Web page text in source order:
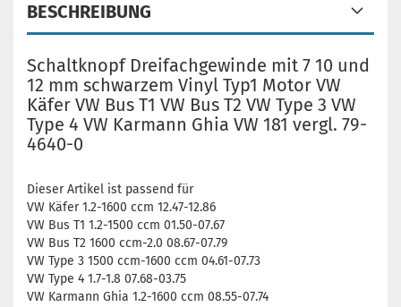
BESCHREIBUNG
Schaltknopf Dreifachgewinde mit 7 10 und
12 mm schwarzem Vinyl Typ1 Motor VW
Käfer VW Bus T1 VW Bus T2 VW Type 3 VW
Type 4 VW Karmann Ghia VW 181 vergl. 79-
4640-0
Dieser Artikel ist passend für
VW Käfer 1.2-1600 ccm 12.47-12.86
VW Bus T1 1.2-1500 ccm 01.50-07.67
VW Bus T2 1600 ccm-2.0 08.67-07.79
VW Type 3 1500 ccm-1600 ccm 04.61-07.73
VW Type 4 1.7-1.8 07.68-03.75
VW Karmann Ghia 1.2-1600 ccm 08.55-07.74